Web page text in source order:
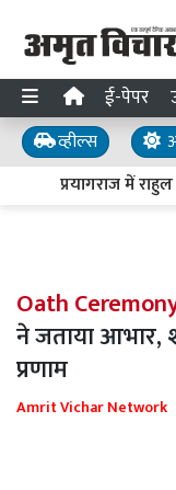
ई-पेपर
व्हील्स
प्रयागराज में
Oath
ने जताया आभार,
प्रणाम
Amrit Vichar Network